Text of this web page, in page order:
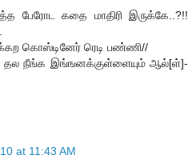
பேரோட கதை மாதிரி இருக்கே..?!!
கொஸ்டினேர் ரெடி பண்ணி//
தல நீங்க இங்ஙனக்குள்ளையும் ஆல்[ள்]-
at 11:43 AM